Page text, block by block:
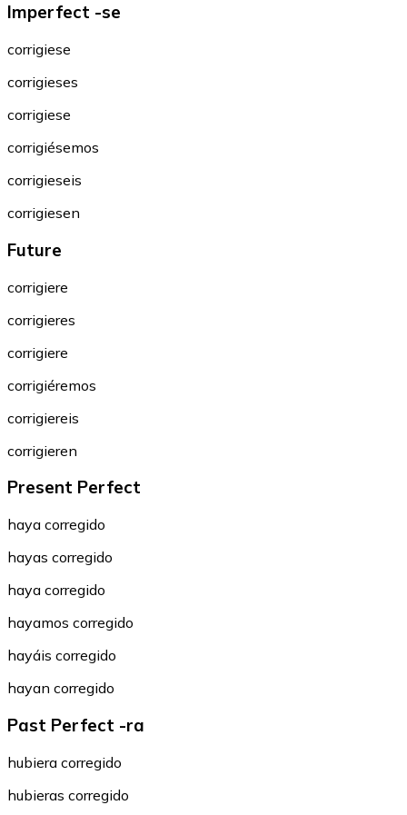
Imperfect -se
corrigiese
corrigieses
corrigiese
corrigiésemos
corrigieseis
corrigiesen
Future
corrigiere
corrigieres
corrigiere
corrigiéremos
corrigiereis
corrigieren
Present Perfect
haya corregido
hayas corregido
haya corregido
hayamos corregido
hayáis corregido
hayan corregido
Past Perfect -ra
hubiera corregido
hubieras corregido